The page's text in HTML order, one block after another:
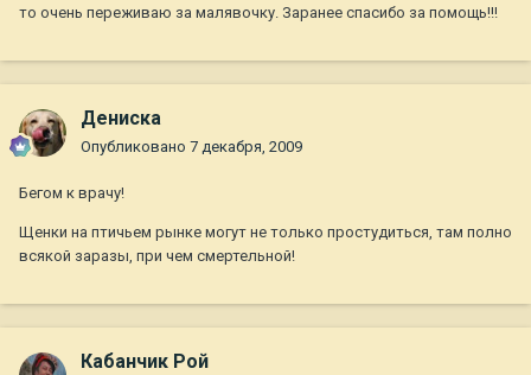
то очень переживаю за малявочку. Заранее спасибо за помощь!!!
Дениска
Опубликовано 7 декабря, 2009
Бегом к врачу!
Щенки на птичьем рынке могут не только простудиться, там полно
всякой заразы, при чем смертельной!
Кабанчик Рой